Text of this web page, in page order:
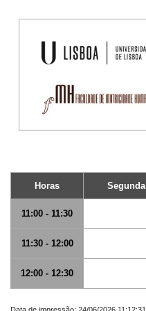
Horas Segunda
11:00 - 11:30
11:30 - 12:00
12:00 - 12:30